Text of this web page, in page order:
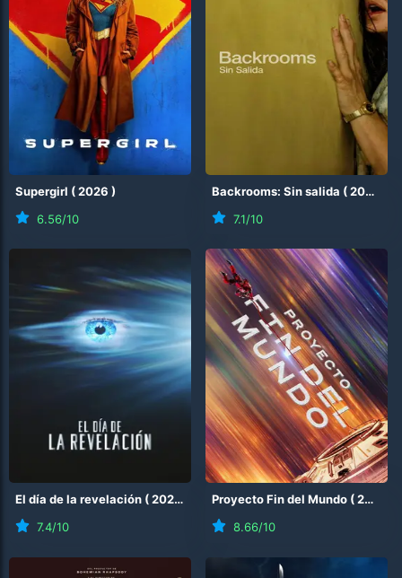
Supergirl (2026 )
6.56/10
Backrooms: Sin salida (2026
7.1/10
El día de la revelación (2026 )
7.4/10
Proyecto Fin del Mundo (2026
8.66/10